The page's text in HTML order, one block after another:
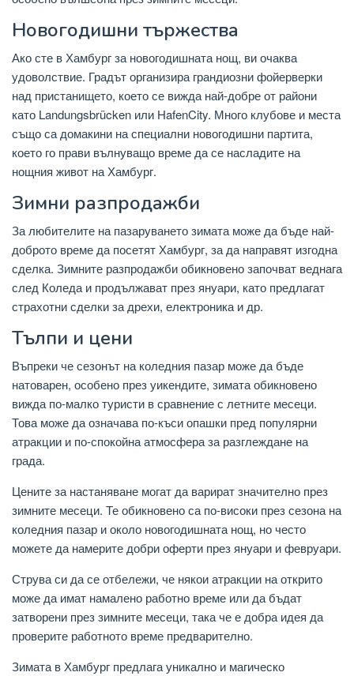
Новогодишни тържества
Ако сте в Хамбург за новогодишната нощ, ви очаква
удоволствие. Градът организира грандиозни фойерверки
над пристанището, което се вижда най-добре от райони
като Landungsbrücken или HafenCity. Много клубове и места
също са домакини на специални новогодишни партита,
което го прави вълнуващо време да се насладите на
нощния живот на Хамбург.
Зимни разпродажби
За любителите на пазаруването зимата може да бъде най-
доброто време да посетят Хамбург, за да направят изгодна
сделка. Зимните разпродажби обикновено започват веднага
след Коледа и продължават през януари, като предлагат
страхотни сделки за дрехи, електроника и др.
Тълпи и цени
Въпреки че сезонът на коледния пазар може да бъде
натоварен, особено през уикендите, зимата обикновено
вижда по-малко туристи в сравнение с летните месеци.
Това може да означава по-къси опашки пред популярни
атракции и по-спокойна атмосфера за разглеждане на
града.
Цените за настаняване могат да варират значително през
зимните месеци. Те обикновено са по-високи през сезона на
коледния пазар и около новогодишната нощ, но често
можете да намерите добри оферти през януари и февруари.
Струва си да се отбележи, че някои атракции на открито
може да имат намалено работно време или да бъдат
затворени през зимните месеци, така че е добра идея да
проверите работното време предварително.
Зимата в Хамбург предлага уникално и магическо